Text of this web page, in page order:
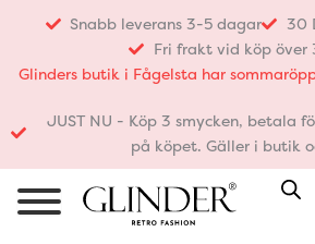
innehåll
Snabb leverans 3-5 dagar
30
Fri frakt vid köp över
Glinders butik i Fågelsta har
JUST NU - Köp 3 smycken, betala
på köpet. Gäller i butik